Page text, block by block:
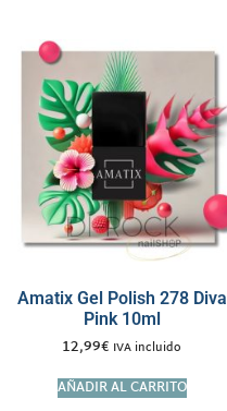
Amatix Gel Polish 278 Diva
Pink 10ml
12,99€ IVA incluido
AÑADIR AL CARRITO